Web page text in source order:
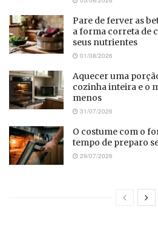
Pare de ferver as
a forma correta de
seus nutrientes
01/08/2026
Aquecer uma
cozinha inteira e o
menos
31/07/2026
O costume com o
tempo de preparo
29/07/2026